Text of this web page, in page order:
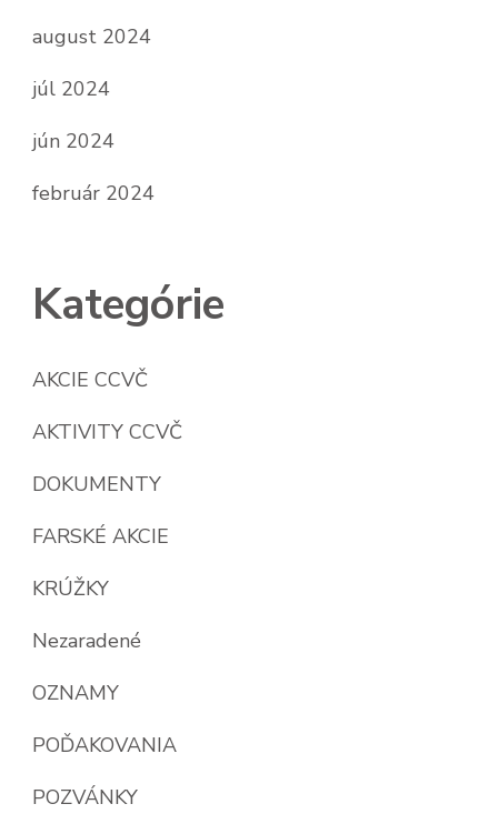
august 2024
júl 2024
jún 2024
február 2024
Kategórie
AKCIE CCVČ
AKTIVITY CCVČ
DOKUMENTY
FARSKÉ AKCIE
KRÚŽKY
Nezaradené
OZNAMY
POĎAKOVANIA
POZVÁNKY